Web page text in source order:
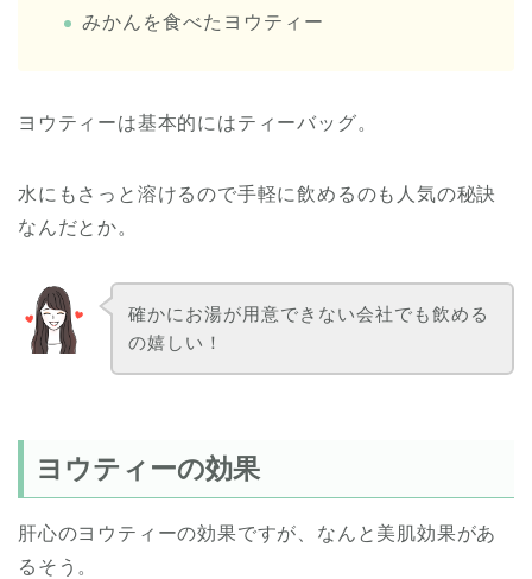
みかんを食べたヨウティー
ヨウティーは基本的にはティーバッグ。
水にもさっと溶けるので手軽に飲めるのも人気の秘訣
なんだとか。
確かにお湯が用意できない会社でも飲める
の嬉しい！
ヨウティーの効果
肝心のヨウティーの効果ですが、なんと美肌効果があ
るそう。